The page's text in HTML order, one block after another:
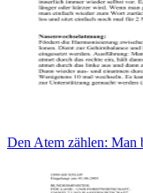
Den Atem zählen: Man